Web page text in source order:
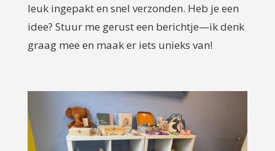
leuk ingepakt en snel verzonden. Heb je een
idee? Stuur me gerust een berichtje—ik denk
graag mee en maak er iets unieks van!